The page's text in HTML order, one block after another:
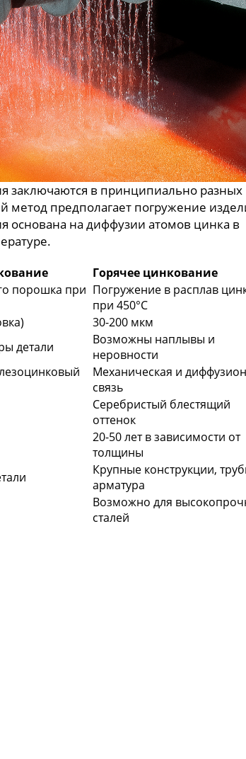
заключаются в принципиально разных
метод предполагает погружение
основана на диффузии атомов цинка в
Горячее цинкование
порошка при Погружение в расплав
при 450°C
30-200 мкм
детали
Возможны наплывы и
неровности
Механическая и
связь
Серебристый блестящий
оттенок
20-50 лет в зависимости от
толщины
Крупные конструкции,
арматура
Возможно для
сталей